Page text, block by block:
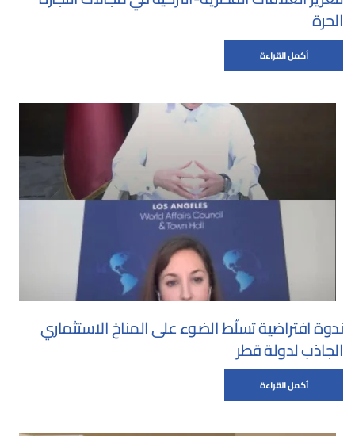
الحرة
أكمل القراءة
ندوة افتراضية تسلّط الضوء على المناخ الاستثماري
الجاذب لدولة قطر
أكمل القراءة